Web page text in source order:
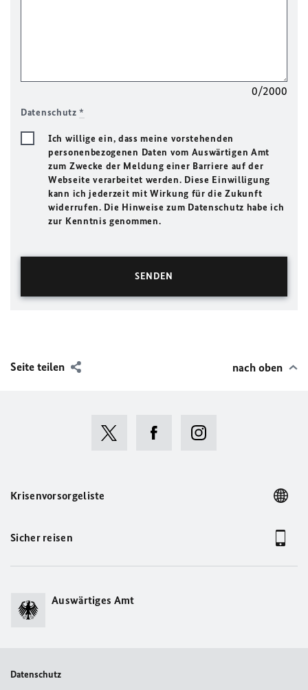
0/2000
Datenschutz*
Ich willige ein, dass meine vorstehenden
personenbezogenen Daten vom Auswärtigen Amt
zum Zwecke der Meldung einer Barriere auf der
Webseite verarbeitet werden. Diese Einwilligung
kann ich jederzeit mit Wirkung für die Zukunft
widerrufen. Die Hinweise zum Datenschutz habe ich
zur Kenntnis genommen.
Seite teilen nach oben
Krisenvorsorgeliste
Sicher reisen
Auswärtiges Amt
Datenschutz